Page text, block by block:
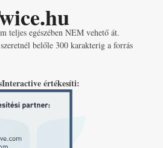
teljes egészében NEM vehető át.
belőle 300 karakterig a forrás
értékesíti: